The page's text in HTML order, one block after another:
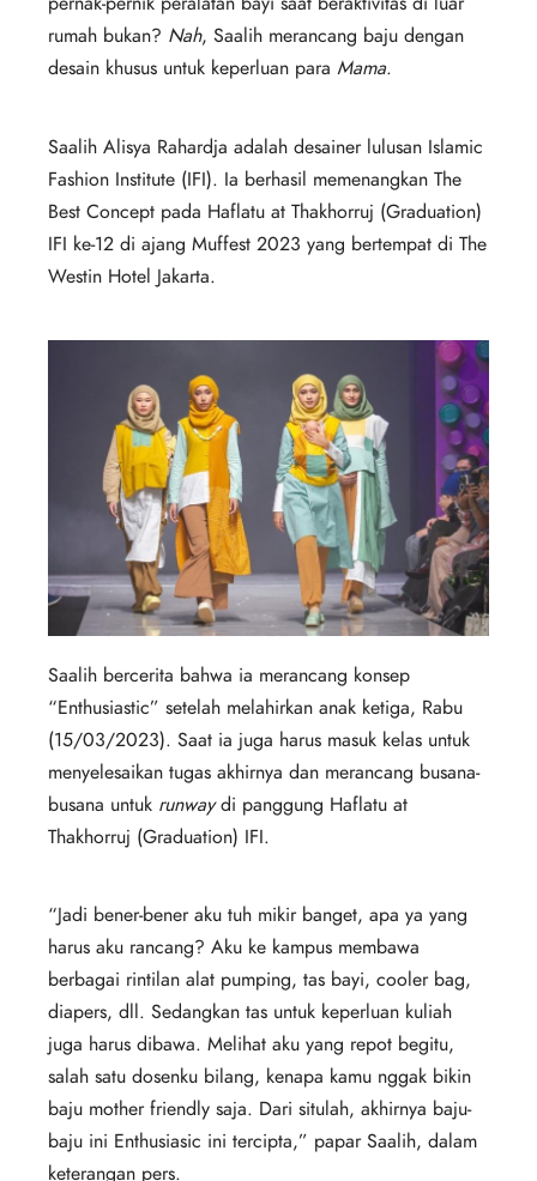
rumah bukan? Nah, Saalih merancang baju dengan
desain khusus untuk keperluan para Mama.
Saalih Alisya Rahardja adalah desainer lulusan Islamic
Fashion Institute (IFI). Ia berhasil memenangkan The
Best Concept pada Haflatu at Thakhorruj (Graduation)
IFI ke-12 di ajang Muffest 2023 yang bertempat di The
Westin Hotel Jakarta.
Saalih bercerita bahwa ia merancang konsep
“Enthusiastic” setelah melahirkan anak ketiga, Rabu
(15/03/2023). Saat ia juga harus masuk kelas untuk
menyelesaikan tugas akhirnya dan merancang busana-
busana untuk runwaydi panggung Haflatu at
Thakhorruj (Graduation) IFI.
“Jadi bener-bener aku tuh mikir banget, apa ya yang
harus aku rancang? Aku ke kampus membawa
berbagai rintilan alat pumping, tas bayi, cooler bag,
diapers, dll. Sedangkan tas untuk keperluan kuliah
juga harus dibawa. Melihat aku yang repot begitu,
salah satu dosenku bilang, kenapa kamu nggak bikin
baju mother friendly saja. Dari situlah, akhirnya baju-
baju ini Enthusiasic ini tercipta,” papar Saalih, dalam
keterangan pers.